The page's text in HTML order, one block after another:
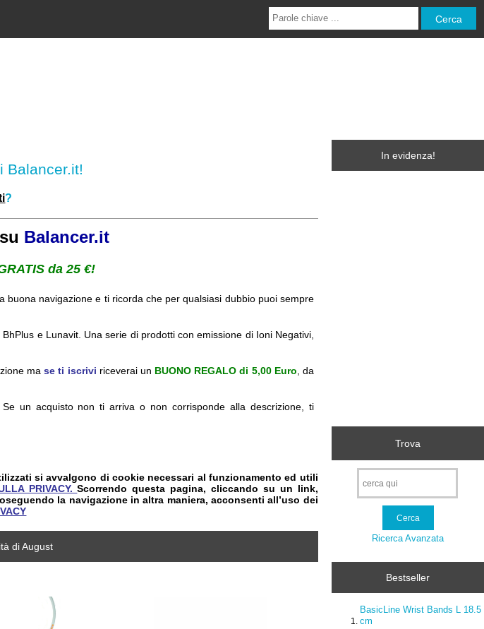
Balancer.it!
?
Balancer.it
da 25 €!
navigazione e ti ricorda che per qualsiasi dubbio puoi sempre
e Lunavit. Una serie di prodotti con emissione di Ioni Negativi,
mase ti iscrivi riceverai un BUONO REGALO di 5,00 Euro , da
. Se un acquisto non ti arriva o non corrisponde alla descrizione, ti
si avvalgono di cookie necessari al funzionamento ed utili
PRIVACY.Scorrendo questa pagina, cliccando su un link,
la navigazione in altra maniera, acconsenti all’uso dei
di August
In evidenza!
Trova
Ricerca Avanzata
Bestseller
BasicLine Wrist Bands L 18.5
cm